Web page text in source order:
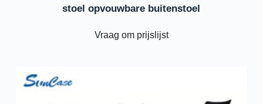
stoel opvouwbare buitenstoel
Vraag om prijslijst